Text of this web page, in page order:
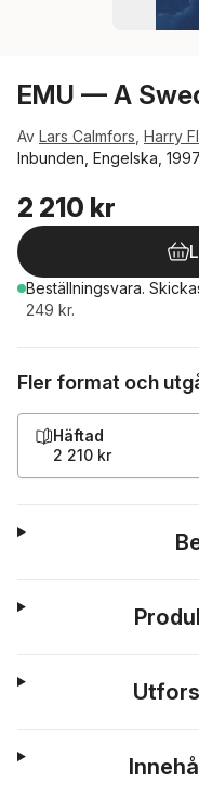
EMU — A
Av Lars Calmfors Harry
Inbunden, Engelska, 1997
2 210 kr
Beställningsvara.
249 kr.
Fler format och
Häftad
2 210 kr